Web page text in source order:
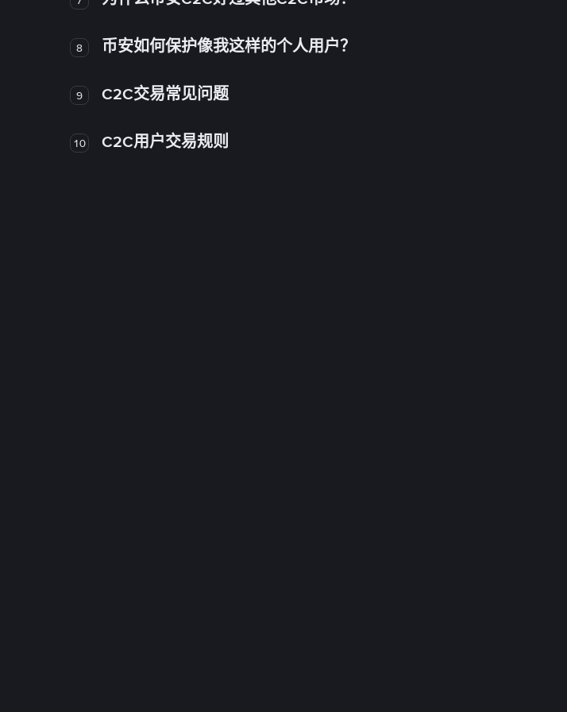
8 币安如何保护像我这样的个人用户？
9 C2C交易常见问题
10 C2C用户交易规则